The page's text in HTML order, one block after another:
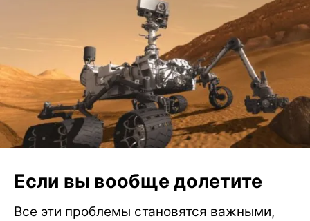
Если вы вообще долетите
Все эти проблемы становятся важными,